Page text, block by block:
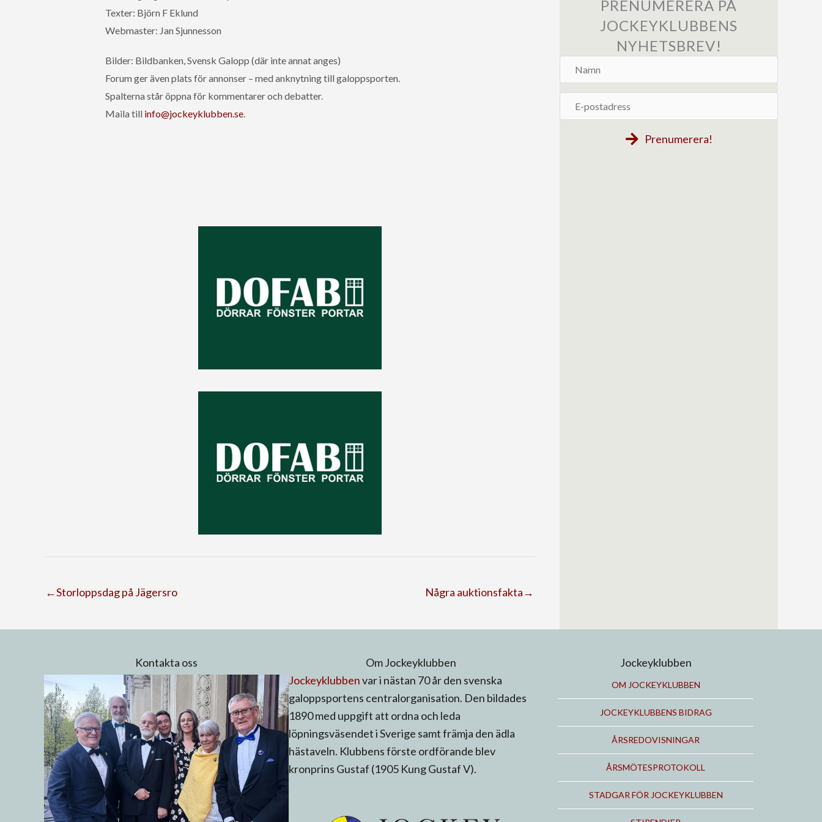
Texter: Björn F Eklund
Webmaster: Jan Sjunnesson
Bilder: Bildbanken, Svensk Galopp (där inte annat anges)
Forum ger även plats för annonser – med anknytning till galoppsporten.
Spalterna står öppna för kommentarer och debatter.
Maila till info@jockeyklubben.se.
←Storloppsdag på Jägersro Några auktionsfakta→
PRENUMERERA PÅ
JOCKEYKLUBBENS
NYHETSBREV!
Namn
postadress
Prenumerera!
Kontakta oss
Om Jockeyklubben
Jockeyklubbenvar i nästan 70 år den svenska
galoppsportens centralorganisation. Den bildades
1890 med uppgift att ordna och leda
löpningsväsendet i Sverige samt främja den ädla
hästaveln. Klubbens förste ordförande blev
kronprins Gustaf (1905 Kung Gustaf V).
Jockeyklubben
OM JOCKEYKLUBBEN
JOCKEYKLUBBENS BIDRAG
ÅRSREDOVISNINGAR
ÅRSMÖTESPROTOKOLL
STADGAR FÖR JOCKEYKLUBBEN